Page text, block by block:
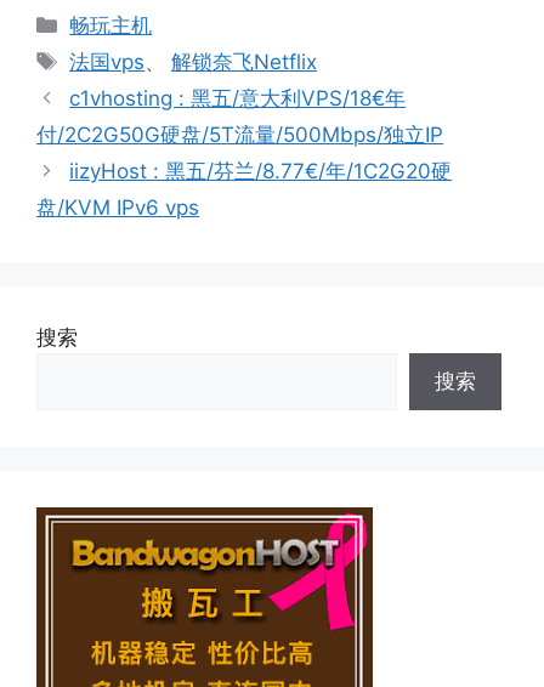
分
类
畅玩主机
标
签
法国vps、解锁奈飞Netflix
c1vhosting : 黑五/意大利VPS/18€年
付/2C2G50G硬盘/5T流量/500Mbps/独立IP
iizyHost : 黑五/芬兰/8.77€/年/1C2G20硬
盘/KVM IPv6 vps
搜索
搜索